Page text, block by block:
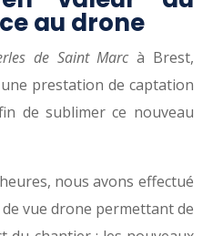
au drone
de Saint Marcà Brest,
prestation de captation
de sublimer ce nouveau
nous avons effectué
vue drone permettant de